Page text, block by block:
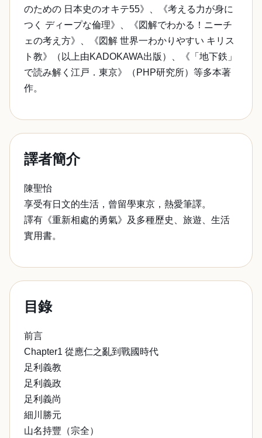
のための 日本史のオキテ55》、《考える力が身に
つく ディープな倫理》、《図解でわかる！ニーチ
ェの考え方》、《図解 世界一わかりやすい キリス
ト教》（以上由KADOKAWA出版）、《「地下鉄」
で読み解く江戸．東京》（PHP研究所）等多本著
作。
譯者簡介
陳聖怡
享受有日文的生活，曾留學東京，熱愛筆譯。
譯有《重新相處的勇氣》及多種歷史、旅遊、生活
實用書。
目錄
前言
Chapter1 從應仁之亂到戰國時代
足利義教
足利義政
足利義尚
細川勝元
山名持豐（宗全）